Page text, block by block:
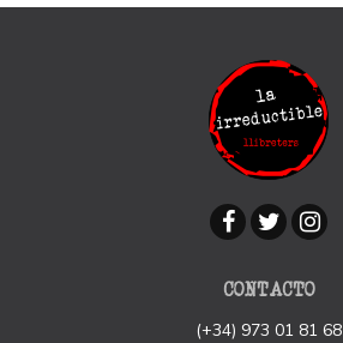
CONTACTO
(+34) 973 01 81 68